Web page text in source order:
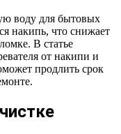
воду для бытовых
накипь, что снижает
В статье
от накипи и
продлить срок